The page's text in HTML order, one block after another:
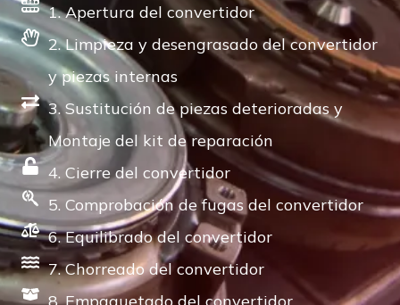
1. Apertura del convertidor
2. Limpieza y desengrasado del convertidor
y piezas internas
3. Sustitución de piezas deterioradas y
Montaje del kit de reparación
4. Cierre del convertidor
5. Comprobación de fugas del convertidor
6. Equilibrado del convertidor
7. Chorreado del convertidor
8. Empaquetado del convertidor